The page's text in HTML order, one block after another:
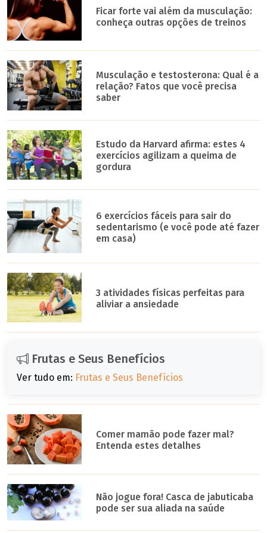
Ficar forte vai além da musculação:
conheça outras opções de treinos
Musculação e testosterona: Qual é a
relação? Fatos que você precisa
saber
Estudo da Harvard afirma: estes 4
exercícios agilizam a queima de
gordura
6 exercícios fáceis para sair do
sedentarismo (e você pode até fazer
em casa)
3 atividades físicas perfeitas para
aliviar a ansiedade
Frutas e Seus Benefícios
Ver tudo em: Frutas e Seus Benefícios
Comer mamão pode fazer mal?
Entenda estes detalhes
Não jogue fora! Casca de jabuticaba
pode ser sua aliada na saúde